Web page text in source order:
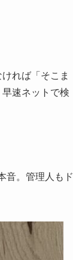
れば「そこま
速ネットで検
音。管理人もド